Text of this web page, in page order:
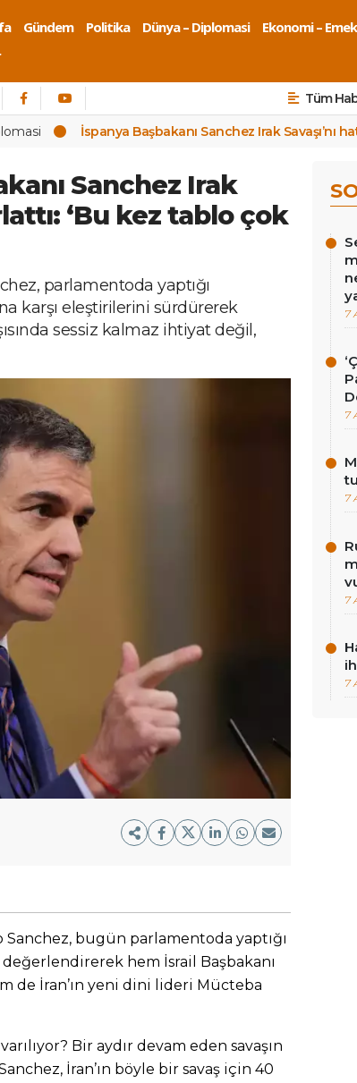
Gündem Politika Dünya – Diplomasi Ekonomi – Emek
Tüm
İspanya Başbakanı Sanchez Irak Savaşı’nı
Sanchez Irak
‘Bu kez tablo çok
parlamentoda yaptığı
karşı eleştirilerini sürdürerek
sessiz kalmaz ihtiyat değil,
Sanchez, bugün parlamentoda yaptığı
değerlendirerek hem İsrail Başbakanı
de İran’ın yeni dini lideri Mücteba
Bir aydır devam eden savaşın
İran’ın böyle bir savaş için 40
7
7
7
7
7